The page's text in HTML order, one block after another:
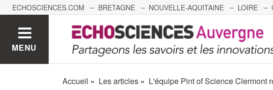
ECHOSCIENCES.COM BRETAGNE NOUVELLE-AQUITAINE LOIRE
GRENOBLE GRAND EST BOURGOGNE-FRANCHE-COMTÉ
MENU
Accueil Les articles L'équipe Pint of Science Clermont